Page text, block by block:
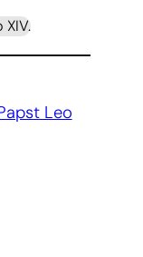
XIV.
Leo